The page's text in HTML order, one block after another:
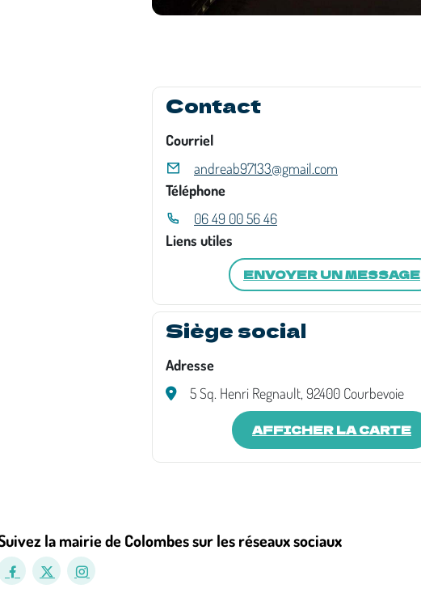
Contact
Courriel
andreab97133@gmail.com
Téléphone
06 49 00 56 46
Liens utiles
ENVOYER UN MESSAGE
Siège social
Adresse
5 Sq. Henri Regnault, 92400 Courbevoie
AFFICHER LA CARTE
la mairie de Colombes sur les réseaux sociaux